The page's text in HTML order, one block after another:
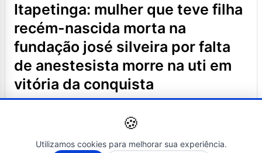
itapetinga: mulher que teve filha
recém-nascida morta na
fundação josé silveira por falta
de anestesista morre na uti em
vitória da conquista
🍪
Utilizamos cookies para melhorar sua experiência.